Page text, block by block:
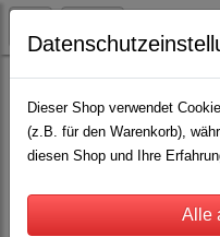
Lama / Alpaka Halfter und
Dieser Shop verwendet
(z.B. für den Warenkorb),
diesen Shop und Ihre